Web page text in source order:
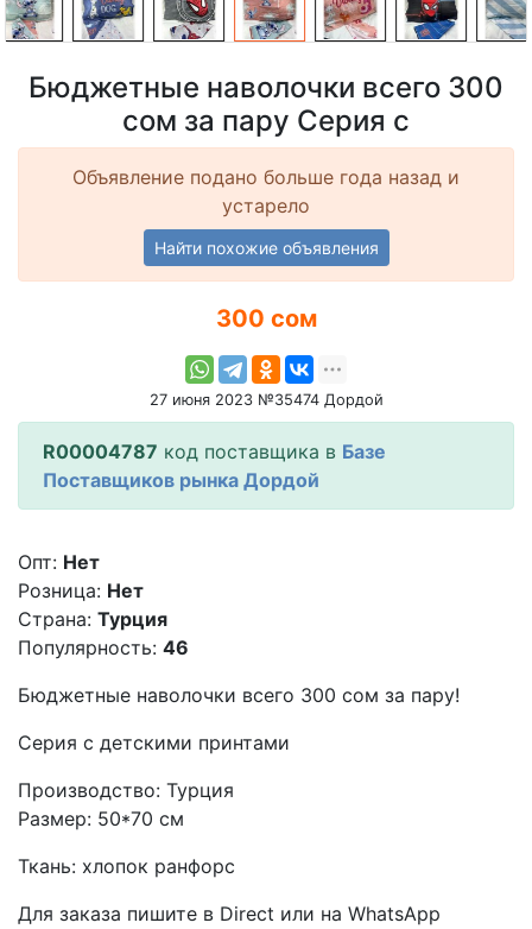
Бюджетные наволочки всего 300
сом за пару Серия с
Объявление подано больше года назад и
устарело
Найти похожие объявления
300 сом
27 июня 2023 №35474 Дордой
R00004787 код поставщика в Базе
Поставщиков рынка Дордой
Опт: Нет
Розница: Нет
Страна: Турция
Популярность: 46
Бюджетные наволочки всего 300 сом за пару!
Серия с детскими принтами
Производство: Турция
Размер: 50*70 см
Ткань: хлопок ранфорс
Для заказа пишите в Direct или на WhatsApp